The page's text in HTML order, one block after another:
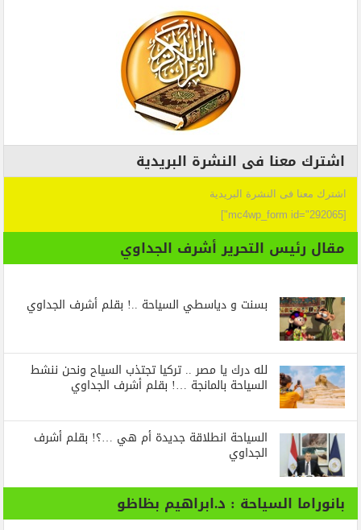
اشترك معنا فى النشرة البريدية
اشترك معنا فى النشرة البريدية
[mc4wp_form id="292065"]
مقال رئيس التحرير أشرف الجداوي
بسنت و دياسطي السياحة ..! بقلم أشرف الجداوي
لله درك يا مصر .. تركيا تجتذب السياح ونحن ننشط
السياحة بالمانجة …! بقلم أشرف الجداوي
السياحة انطلاقة جديدة أم هي …؟! بقلم أشرف
الجداوي
بانوراما السياحة : د.ابراهيم بظاظو